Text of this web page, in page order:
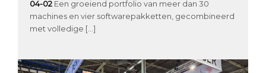
04-02 Een groeiend portfolio van meer dan 30
machines en vier softwarepakketten, gecombineerd
met volledige […]